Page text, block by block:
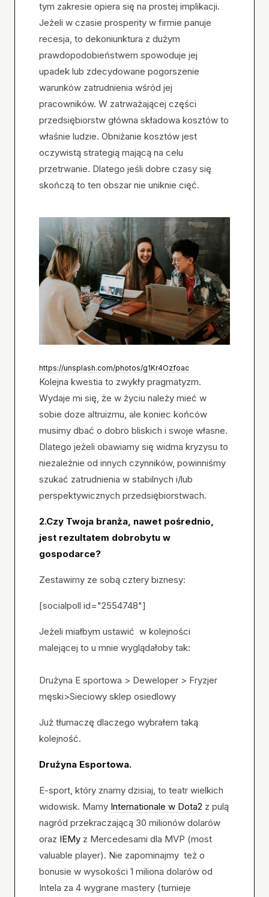
tym zakresie opiera się na prostej implikacji.
Jeżeli w czasie prosperity w firmie panuje
recesja, to dekoniunktura z dużym
prawdopodobieństwem spowoduje jej
upadek lub zdecydowane pogorszenie
warunków zatrudnienia wśród jej
pracowników. W zatrważającej części
przedsiębiorstw główna składowa kosztów to
właśnie ludzie. Obniżanie kosztów jest
oczywistą strategią mającą na celu
przetrwanie. Dlatego jeśli dobre czasy się
skończą to ten obszar nie uniknie cięć.
https://unsplash.com/photos/g1Kr4Ozfoac
Kolejna kwestia to zwykły pragmatyzm.
Wydaje mi się, że w życiu należy mieć w
sobie doze altruizmu, ale koniec końców
musimy dbać o dobro bliskich i swoje własne.
Dlatego jeżeli obawiamy się widma kryzysu to
niezależnie od innych czynników, powinniśmy
szukać zatrudnienia w stabilnych i/lub
perspektywicznych przedsiębiorstwach.
2.Czy Twoja branża, nawet pośrednio,
jest rezultatem dobrobytu w
gospodarce?
Zestawimy ze sobą cztery biznesy:
[socialpoll id="2554748"]
Jeżeli miałbym ustawić w kolejności
malejącej to u mnie wyglądałoby tak:
Drużyna E sportowa > Deweloper > Fryzjer
męski>Sieciowy sklep osiedlowy
Już tłumaczę dlaczego wybrałem taką
kolejność.
Drużyna Esportowa.
E-sport, który znamy dzisiaj, to teatr wielkich
widowisk. Mamy Internationale w Dota2 z pulą
nagród przekraczającą 30 milionów dolarów
oraz IEMy z Mercedesami dla MVP (most
valuable player). Nie zapominajmy też o
bonusie w wysokości 1 miliona dolarów od
Intela za 4 wygrane mastery (turnieje